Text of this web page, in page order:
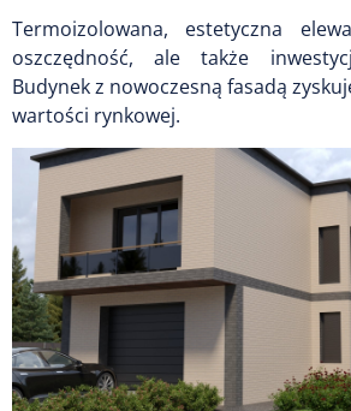
Termoizolowana, estetyczna
oszczędność, ale także
Budynek z nowoczesną fasadą
wartości rynkowej.